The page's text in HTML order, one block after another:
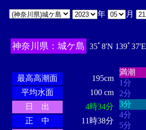
年 月
神奈川県：城ケ島 35ﾟ8'N 139ﾟ37'E
最高高潮面
195cm
平均水面
100 cm
日 出
4時34分
正 中
11時38分
満潮
1分
2分
3分
4分
5分